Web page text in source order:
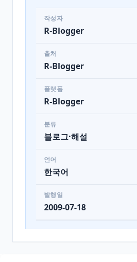
작성자
R-Blogger
출처
R-Blogger
플랫폼
R-Blogger
분류
블로그·해설
언어
한국어
발행일
2009-07-18